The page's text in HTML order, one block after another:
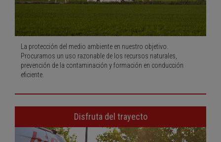
La protección del medio ambiente en nuestro objetivo.
Procuramos un uso razonable de los recursos naturales,
prevención de la contaminación y formación en conducción
eficiente.
Disfruta del trayecto